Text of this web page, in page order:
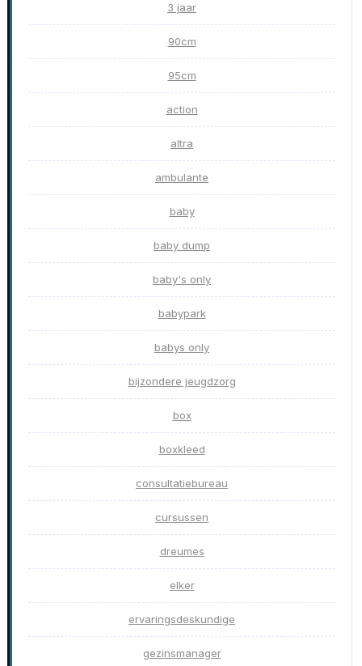
3 jaar
90cm
95cm
action
altra
ambulante
baby
baby dump
baby's only
babypark
babys only
bijzondere jeugdzorg
box
boxkleed
consultatiebureau
cursussen
dreumes
elker
ervaringsdeskundige
gezinsmanager